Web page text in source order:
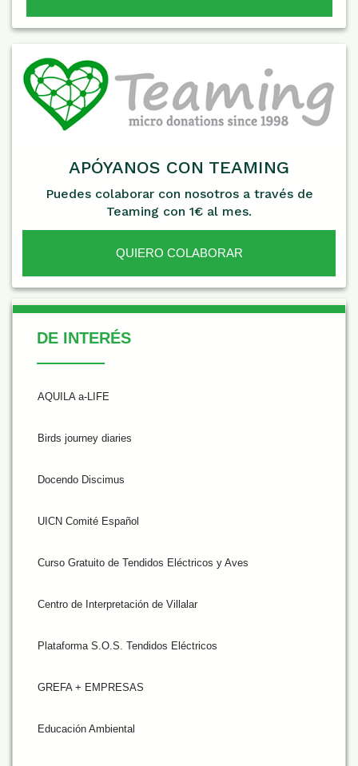
APÓYANOS CON TEAMING
Puedes colaborar con nosotros a través de
Teaming con 1€ al mes.
QUIERO COLABORAR
De Interés
DE INTERÉS
AQUILA a-LIFE
Birds journey diaries
Docendo Discimus
UICN Comité Español
Curso Gratuito de Tendidos Eléctricos y Aves
Centro de Interpretación de Villalar
Plataforma S.O.S. Tendidos Eléctricos
GREFA + EMPRESAS
Educación Ambiental